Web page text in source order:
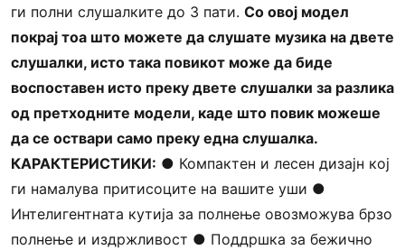
ги полни слушалките до 3 пати. Со овој модел
покрај тоа што можете да слушате музика на двете
слушалки, исто така повикот може да биде
воспоставен исто преку двете слушалки за разлика
од претходните модели, каде што повик можеше
да се оствари само преку една слушалка.
КАРАКТЕРИСТИКИ: ● Компактен и лесен дизајн кој
ги намалува притисоците на вашите уши ●
Интелигентната кутија за полнење овозможува брзо
полнење и издржливост ● Поддршка за бежично